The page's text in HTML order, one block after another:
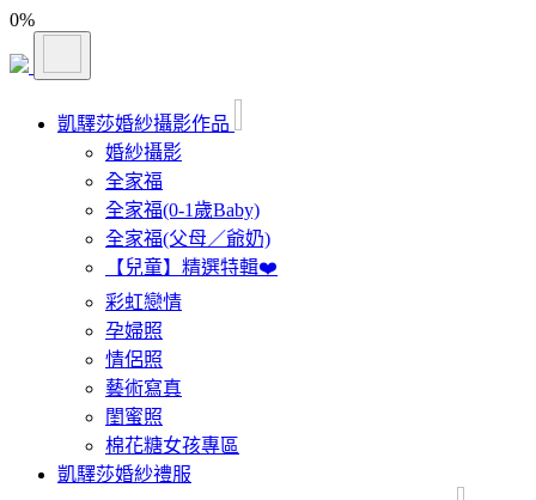
0%
凱驛莎婚紗攝影作品
婚紗攝影
全家福
全家福(0-1歲Baby)
全家福(父母／爺奶)
【兒童】精選特輯❤️
彩虹戀情
孕婦照
情侶照
藝術寫真
閨蜜照
棉花糖女孩專區
凱驛莎婚紗禮服